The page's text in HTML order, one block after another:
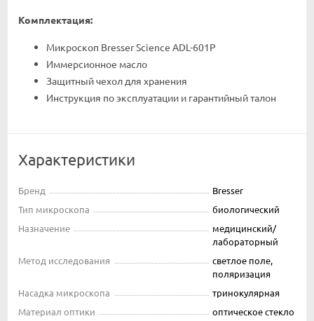
Комплектация:
Микроскоп Bresser Science ADL-601P
Иммерсионное масло
Защитный чехол для хранения
Инструкция по эксплуатации и гарантийный талон
Характеристики
Бренд
Bresser
Тип микроскопа
биологический
Назначение
медицинский/
лабораторный
Метод исследования
светлое поле,
поляризация
Насадка микроскопа
тринокулярная
Материал оптики
оптическое стекло